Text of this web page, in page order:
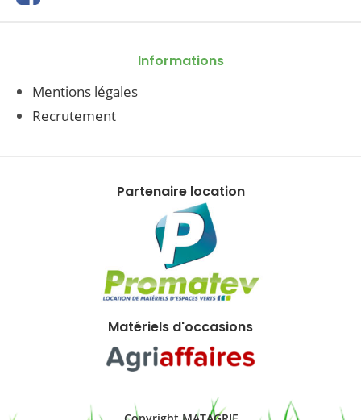
Informations
Mentions légales
Recrutement
Partenaire location
Matériels d'occasions